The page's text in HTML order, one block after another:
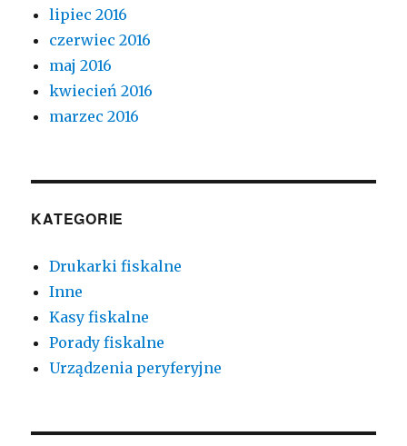
lipiec 2016
czerwiec 2016
maj 2016
kwiecień 2016
marzec 2016
KATEGORIE
Drukarki fiskalne
Inne
Kasy fiskalne
Porady fiskalne
Urządzenia peryferyjne